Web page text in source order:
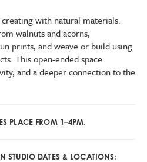
with natural materials.
walnuts and acorns,
prints, and weave or build using
This open-ended space
and a deeper connection to the
PLACE FROM 1–4PM.
STUDIO DATES & LOCATIONS: